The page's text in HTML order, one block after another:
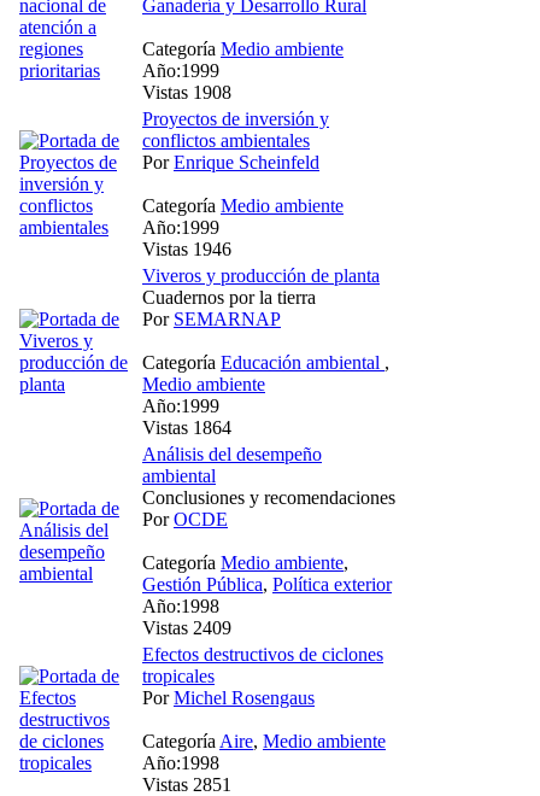
Ganadería y Desarrollo Rural
Categoría Medio ambiente
Año:1999
Vistas 1908
Proyectos de inversión y
conflictos ambientales
PorEnrique Scheinfeld
Categoría Medio ambiente
Año:1999
Vistas 1946
Viveros y producción de planta
Cuadernos por la tierra
Por SEMARNAP
Categoría Educación ambiental ,
Medio ambiente
Año:1999
Vistas 1864
Análisis del desempeño
ambiental
Conclusiones y recomendaciones
PorOCDE
Categoría Medio ambiente,
Gestión Pública, Política exterior
Año:1998
Vistas 2409
Efectos destructivos de ciclones
tropicales
PorMichel Rosengaus
Categoría Aire, Medio ambiente
Año:1998
Vistas 2851